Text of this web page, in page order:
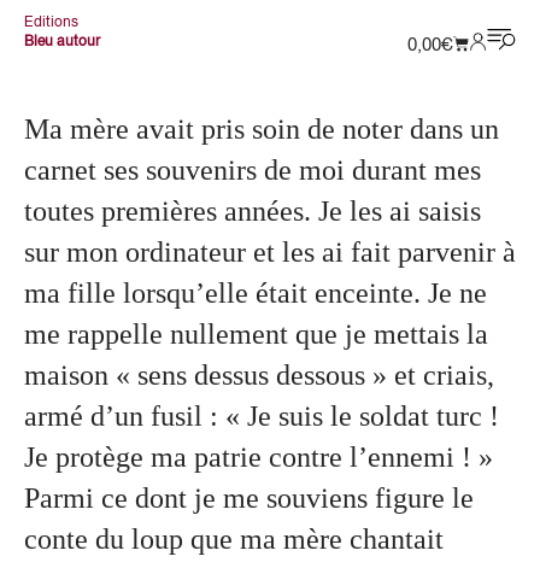
Editions
Bleu autour
0,00€
Ma mère avait pris soin de noter dans un
carnet ses souvenirs de moi durant mes
toutes premières années. Je les ai saisis
sur mon ordinateur et les ai fait parvenir à
ma fille lorsqu’elle était enceinte. Je ne
me rappelle nullement que je mettais la
maison « sens dessus dessous » et criais,
armé d’un fusil : « Je suis le soldat turc !
Je protège ma patrie contre l’ennemi ! »
Parmi ce dont je me souviens figure le
conte du loup que ma mère chantait